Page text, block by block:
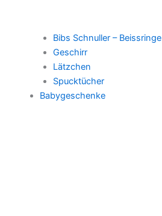
Bibs Schnuller – Beissringe
Geschirr
Lätzchen
Spucktücher
Babygeschenke